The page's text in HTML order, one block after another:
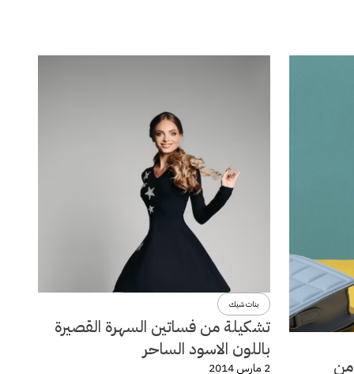
وصيف 2014 من
بنات شيك
تشكيلة من فساتين السهرة القصيرة
باللون الاسود الساحر
2 مارس 2014